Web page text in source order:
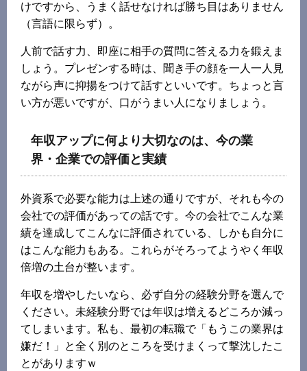
けですから、うまく話せなければ勝ち目はありません
（言語に限らず）。
人前で話す力、即座に相手の質問に答える力を鍛えま
しょう。プレゼンする時は、聞き手の顔を一人一人見
ながら声に抑揚をつけて話すといいです。ちょっと言
い方が悪いですが、口がうまい人になりましょう。
年収アップに何より大切なのは、今の業
界・企業での評価と実績
外資系で必要な能力は上述の通りですが、それも今の
会社での評価があっての話です。今の会社でこんな業
績を達成してこんなに評価されている、しかも自分に
はこんな能力もある。これらがそろってようやく年収
倍増の土台が整います。
年収を増やしたいなら、必ず自分の経験分野を選んで
ください。未経験分野では年収は増えるどころか減っ
てしまいます。私も、最初の転職で「もうこの業界は
嫌だ！」と全く別のところを受けまくって撃沈したこ
とがありますｗ